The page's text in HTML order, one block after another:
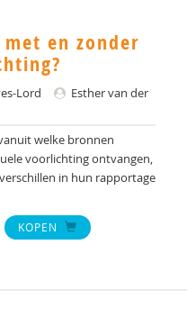
en zonder
Lord
Esther van der
welke bronnen
voorlichting ontvangen,
in hun rapportage
KOPEN